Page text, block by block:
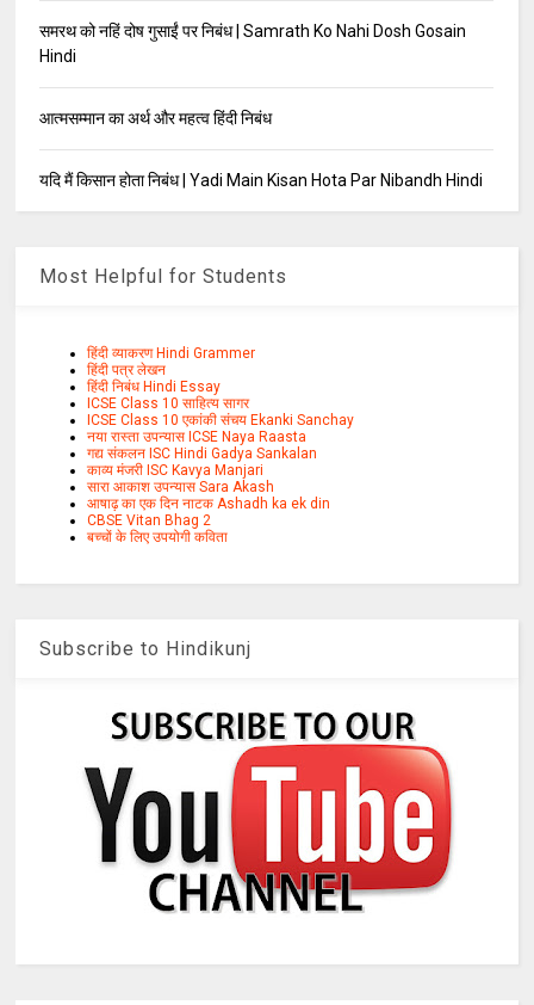
समरथ को नहिं दोष गुसाईं पर निबंध | Samrath Ko Nahi Dosh Gosain
Hindi
आत्मसम्मान का अर्थ और महत्व हिंदी निबंध
यदि मैं किसान होता निबंध | Yadi Main Kisan Hota Par Nibandh Hindi
Most Helpful for Students
हिंदी व्याकरण Hindi Grammer
हिंदी पत्र लेखन
हिंदी निबंध Hindi Essay
ICSE Class 10 साहित्य सागर
ICSE Class 10 एकांकी संचय Ekanki Sanchay
नया रास्ता उपन्यास ICSE Naya Raasta
गद्य संकलन ISC Hindi Gadya Sankalan
काव्य मंजरी ISC Kavya Manjari
सारा आकाश उपन्यास Sara Akash
आषाढ़ का एक दिन नाटक Ashadh ka ek din
CBSE Vitan Bhag 2
बच्चों के लिए उपयोगी कविता
Subscribe to Hindikunj